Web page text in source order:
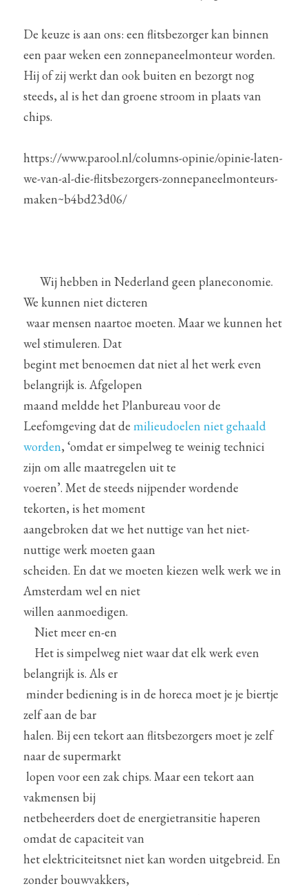
De keuze is aan ons: een flitsbezorger kan binnen
een paar weken een zonnepaneelmonteur worden.
Hij of zij werkt dan ook buiten en bezorgt nog
steeds, al is het dan groene stroom in plaats van
chips.
https://www.parool.nl/columns-opinie/opinie-laten-
we-van-al-die-flitsbezorgers-zonnepaneelmonteurs-
maken~b4bd23d06/
We kunnen niet dicteren
wel stimuleren. Dat
begint met benoemen dat niet al het werk even
belangrijk is. Afgelopen
maand meldde het Planbureau voor de
Leefomgeving dat de milieudoelen niet gehaald
worden, ‘omdat er simpelweg te weinig technici
zijn om alle maatregelen uit te
voeren’. Met de steeds nijpender wordende
tekorten, is het moment
aangebroken dat we het nuttige van het niet-
nuttige werk moeten gaan
scheiden. En dat we moeten kiezen welk werk we in
Amsterdam wel en niet
willen aanmoedigen.
Niet meer en-en
Het is simpelweg niet waar dat elk werk even
belangrijk is. Als er
zelf aan de bar
halen. Bij een tekort aan flitsbezorgers moet je zelf
naar de supermarkt
vakmensen bij
netbeheerders doet de energietransitie haperen
omdat de capaciteit van
het elektriciteitsnet niet kan worden uitgebreid. En
zonder bouwvakkers,